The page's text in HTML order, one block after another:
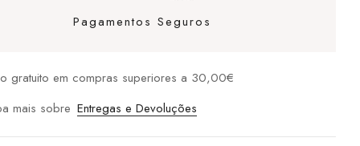
Pagamentos Seguros
gratuito em compras superiores a 30,00€
mais sobre Entregas e Devoluções